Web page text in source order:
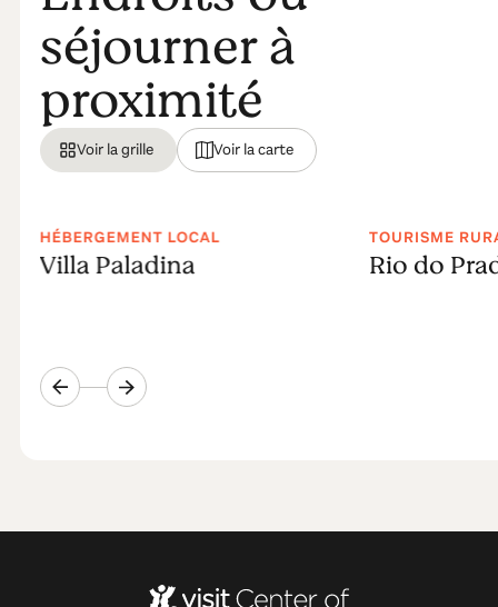
séjourner à
proximité
Voir la grille Voir la carte
HÉBERGEMENT LOCAL
Villa Paladina
TOURISME
Rio do